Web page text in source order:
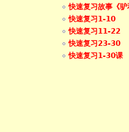
快速复习故事《
快速复习1-10
快速复习11-22
快速复习23-30
快速复习1-30课